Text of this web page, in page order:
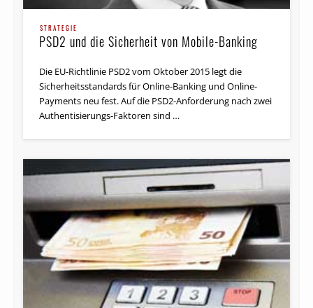
STRATEGIE
PSD2 und die Sicherheit von Mobile-Banking
Die EU-Richtlinie PSD2 vom Oktober 2015 legt die
Sicherheitsstandards für Online-Banking und Online-
Payments neu fest. Auf die PSD2-Anforderung nach zwei
Authentisierungs-Faktoren sind …